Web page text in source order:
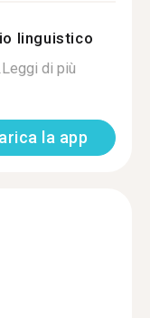
linguistico
Leggi di più
la app